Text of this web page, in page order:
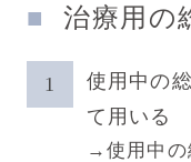
治療用の
使用中の
て用いる
→使用中の